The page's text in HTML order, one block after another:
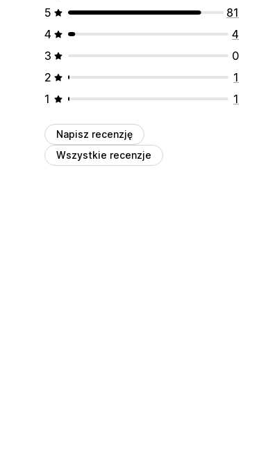
5
81
4
4
3
0
2
1
1
1
Napisz recenzję
Wszystkie recenzje